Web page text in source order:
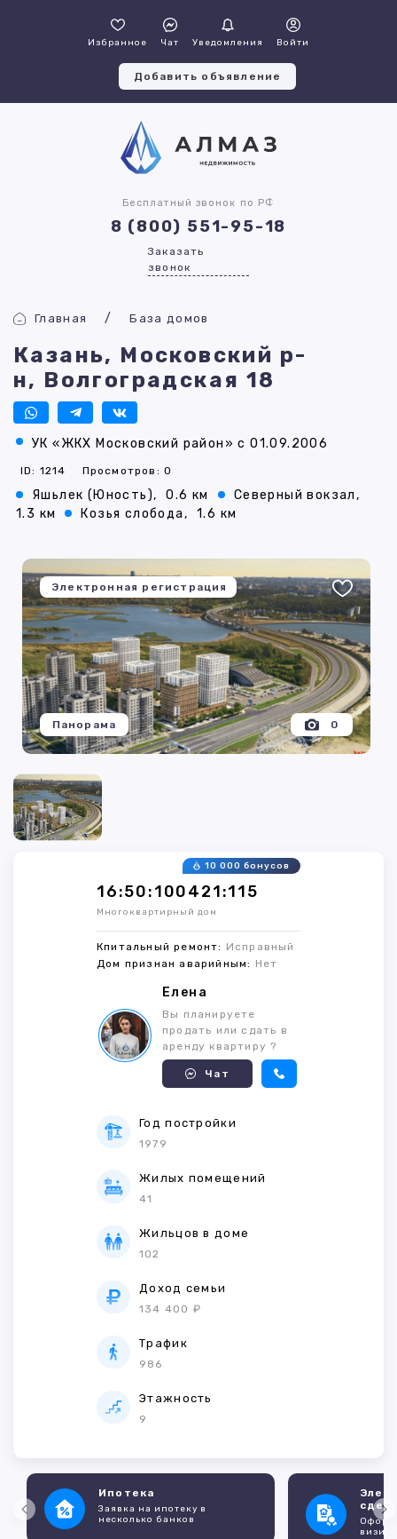
Избранное Чат Уведомления Войти
Добавить объявление
Бесплатный звонок по РФ
8 (800) 551-95-18
Заказать
звонок
Главная База домов
Казань, Московский р-
н, Волгоградская 18
УК «ЖКХ Московский район» с 01.09.2006
ID: 1214 Просмотров: 0
Яшьлек (Юность), 0.6 км
Северный вокзал,
1.3 км
Козья слобода, 1.6 км
Электронная регистрация
0
Панорама
16:50:100421:115
10 000 бонусов
Многоквартирный дом
Кпитальный ремонт: Исправный
Дом признан аварийным: Нет
Елена
Вы планируете
продать или сдать в
аренду квартиру ?
Чат
Год постройки
1979
Жилых помещений
41
Жильцов в доме
102
Доход семьи
134 400 ₽
Трафик
986
Этажность
9
Ипотека
Заявка на ипотеку в
несколько банков